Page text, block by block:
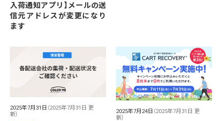
入荷通知アプリ】メールの送
信元アドレスが変更になり
ます
2025年7月31日 （2025年7月31日 更
新）
2025年7月24日 （2025年7月31日 更
新）